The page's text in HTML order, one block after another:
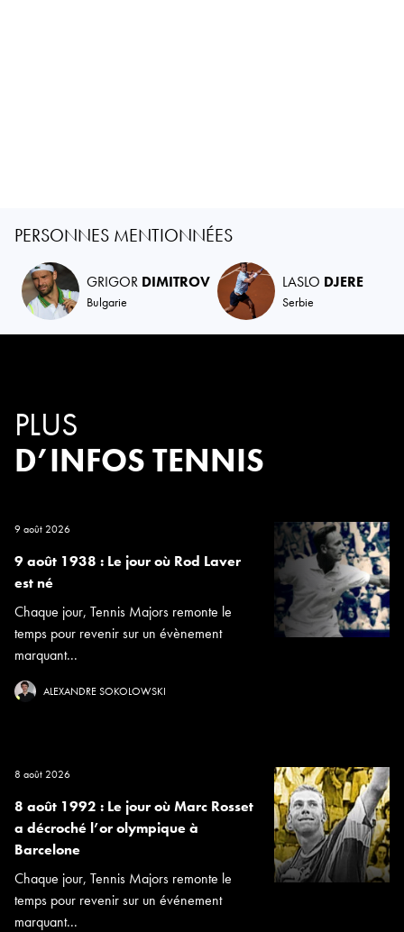
PERSONNES MENTIONNÉES
GRIGOR DIMITROV
Bulgarie
LASLO DJERE
Serbie
PLUS
D’INFOS TENNIS
9 août 2026
9 août 1938 : Le jour où Rod Laver
est né
Chaque jour, Tennis Majors remonte le
temps pour revenir sur un évènement
marquant...
ALEXANDRE SOKOLOWSKI
8 août 2026
8 août 1992 : Le jour où Marc Rosset
a décroché l’or olympique à
Barcelone
Chaque jour, Tennis Majors remonte le
temps pour revenir sur un événement
marquant...